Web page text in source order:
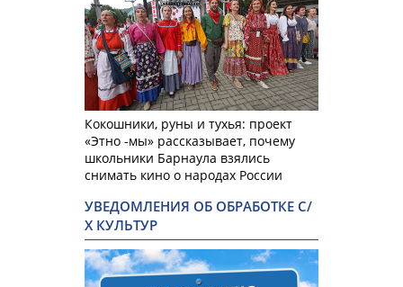
Кокошники, руны и тухья: проект
«Этно -мы» рассказывает, почему
школьники Барнаула взялись
снимать кино о народах России
УВЕДОМЛЕНИЯ ОБ ОБРАБОТКЕ С/
Х КУЛЬТУР